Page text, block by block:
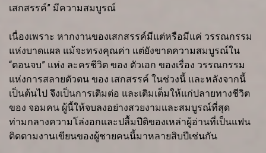
เสกสรรค์” มีความสมบูรณ์
เนื่องเพราะ หากงานของเสกสรรค์มีแต่หรือมีแค่ วรรณกรรม
แห่งบาดแผล แม้จะทรงคุณค่า แต่ยังขาดความสมบูรณ์ใน
“ตอนจบ” แห่ง ละครชีวิต ของ ตัวเอก ของเรื่อง วรรณกรรม
แห่งการสลายตัวตน ของ เสกสรรค์ ในช่วงนี้ และหลังจากนี้
เป็นต้นไป จึงเป็นการเติมต่อ และเติมเต็มให้แก่ปลายทางชีวิต
ของ จอมคน ผู้นี้ให้จบลงอย่างสวยงามและสมบูรณ์ที่สุด
ท่ามกลางความโล่งอกและปลื้มปีติของเหล่าผู้อ่านที่เป็นแฟน
ติดตามงานเขียนของผู้ชายคนนี้มาหลายสิบปีเช่นกัน